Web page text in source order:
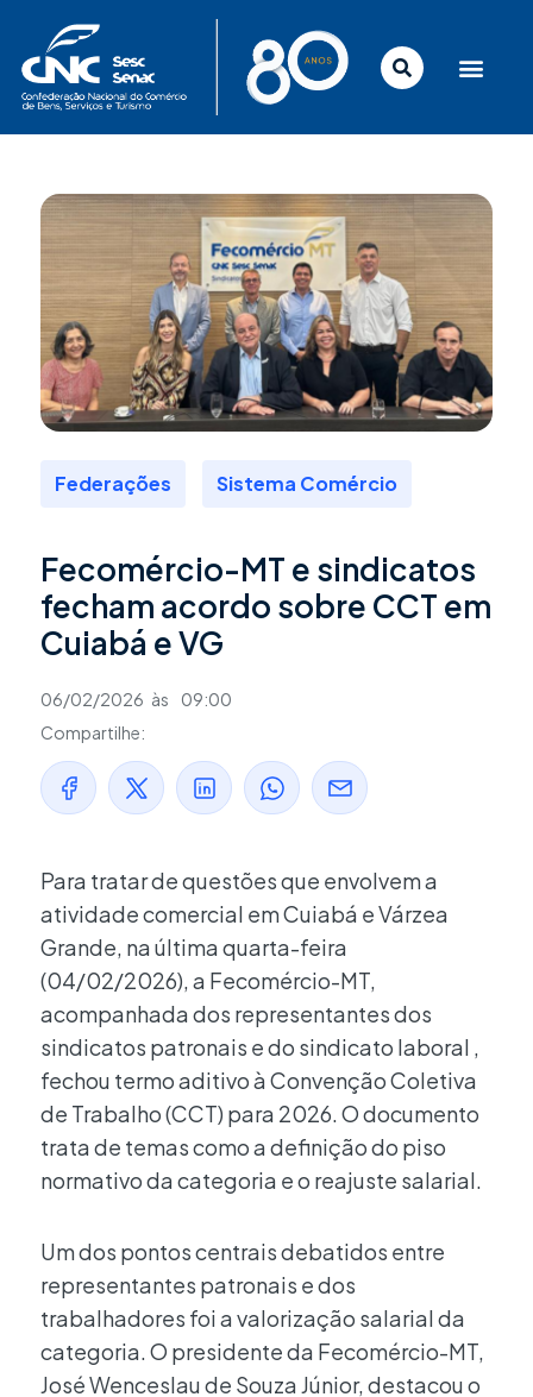
conteúdo
Federações Sistema Comércio
Fecomércio-MT e sindicatos
fecham acordo sobre CCT em
Cuiabá e VG
06/02/2026 às
09:00
Compartilhe:
Para tratar de questões que envolvem a
atividade comercial em Cuiabá e Várzea
Grande, na última quarta-feira
(04/02/2026), a Fecomércio-MT,
acompanhada dos representantes dos
sindicatos patronais e do sindicato laboral ,
fechou termo aditivo à Convenção Coletiva
de Trabalho (CCT) para 2026. O documento
trata de temas como a definição do piso
normativo da categoria e o reajuste salarial.
Um dos pontos centrais debatidos entre
representantes patronais e dos
trabalhadores foi a valorização salarial da
categoria. O presidente da Fecomércio-MT,
José Wenceslau de Souza Júnior, destacou o